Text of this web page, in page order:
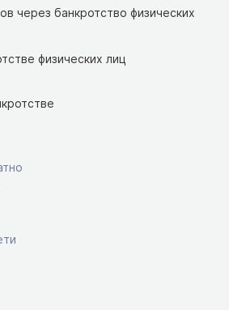
через банкротство физических
физических лиц